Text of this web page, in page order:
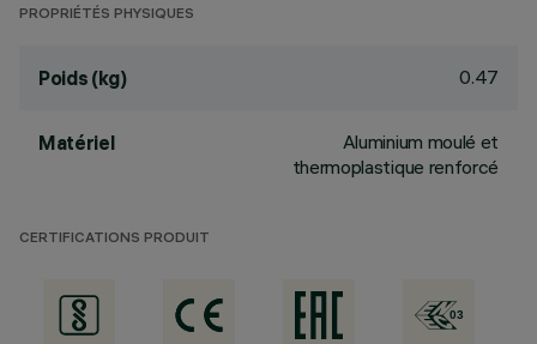
PROPRIÉTÉS PHYSIQUES
Poids (kg) 0.47
Matériel
Aluminium moulé et
thermoplastique renforcé
CERTIFICATIONS PRODUIT